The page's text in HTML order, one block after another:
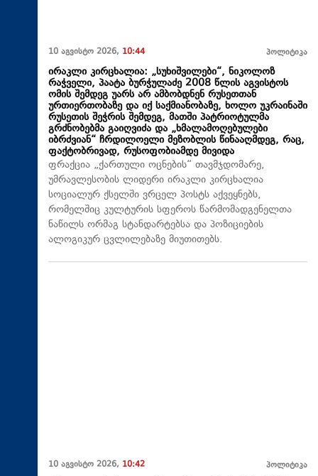
10 აგვისტო 2026, 10:44 პოლიტიკა
ირაკლი კირცხალია: „სუხიშვილები“, ნიკოლოზ
რაჭველი, პაატა ბურჭულაძე 2008 წლის აგვისტოს
ომის შემდეგ უარს არ ამბობდნენ რუსეთთან
ურთიერთობაზე და იქ საქმიანობაზე, ხოლო უკრაინაში
რუსეთის შეჭრის შემდეგ, მათში პატრიოტულმა
გრძნობებმა გაიღვიძა და „ხმალამოღებულები
იბრძვიან“ ჩრდილოელი მეზობლის წინააღმდეგ, რაც,
ფაქტობრივად, რუსოფობიამდე მივიდა
ფრაქცია „ქართული ოცნების“ თავმჯდომარე,
უმრავლესობის ლიდერი ირაკლი კირცხალია
სოციალურ ქსელში ვრცელ პოსტს აქვეყნებს,
რომელშიც კულტურის სფეროს წარმომადგენელთა
ნაწილს ორმაგ სტანდარტებსა და პოზიციების
ალოგიკურ ცვლილებაზე მიუთითებს.
10 აგვისტო 2026, 10:42 პოლიტიკა